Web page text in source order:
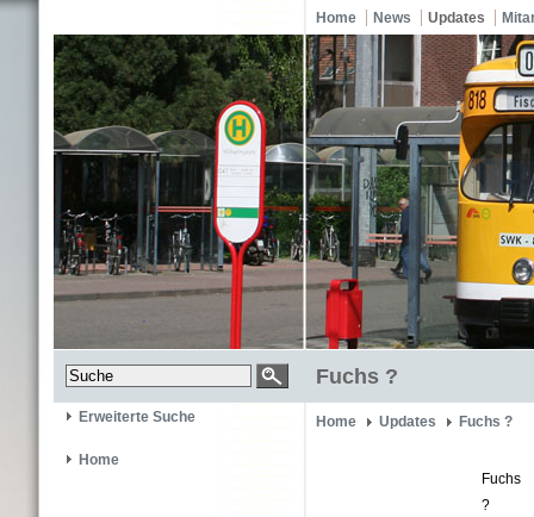
Home News Updates
Fuchs ?
Erweiterte Suche
Home
Home Updates Fuchs ?
Fuchs
?